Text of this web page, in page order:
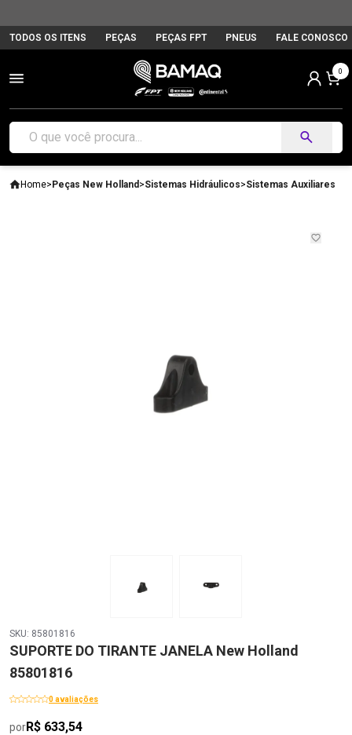
TODOS OS ITENS PEÇAS PEÇAS FPT PNEUS FALE CONOSCO
0
Home>Peças New Holland >Sistemas Hidráulicos>Sistemas Auxiliares
SKU: 85801816
SUPORTE DO TIRANTE JANELA New Holland
85801816
0 avaliações
porR$ 633,54